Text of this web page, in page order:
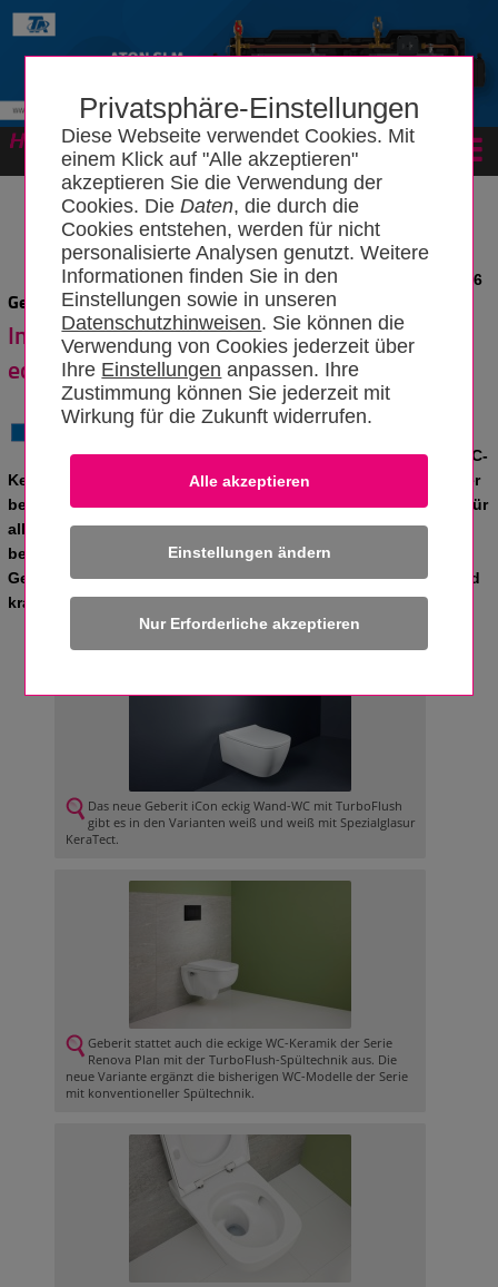
Privatsphäre-Einstellungen
Diese Webseite verwendet Cookies. Mit
einem Klick auf "Alle akzeptieren"
akzeptieren Sie die Verwendung der
Cookies. DieDaten, die durch die
Cookies entstehen, werden für nicht
personalisierte Analysen genutzt. Weitere
Informationen finden Sie in den
Einstellungen sowie in unseren
Datenschutzhinweisen. Sie können die
Verwendung von Cookies jederzeit über
Ihre Einstellungen anpassen. Ihre
Zustimmung können Sie jederzeit mit
Wirkung für die Zukunft widerrufen.
Einstellungen ändern
News vom 08.05.2026
Geberit erweitert TurboFlush-WC-Sortiment
Innovative Spültechnik neu auch für WCs in
eckigem Design
TurboFlush-Spültechnik nun auch bei WC-
Keramiken im eckigen Design ein. Damit wird das Portfolio der
beliebten Renova Plan und iCon WCs deutlich aufgewertet. Für
alle, die im Badezimmer klare Linien und markante Formen
bevorzugen, bieten die neuen Modelle noch größere
Gestaltungsvielfalt – in Verbindung mit einer flüsterleisen und
kraftvollen Ausspülung.
Das neue Geberit iCon eckig Wand-WC mit TurboFlush
gibt es in den Varianten weiß und weiß mit Spezialglasur
KeraTect.
Geberit stattet auch die eckige WC-Keramik der Serie
Renova Plan mit der TurboFlush-Spültechnik aus. Die
neue Variante ergänzt die bisherigen WC-Modelle der Serie
mit konventioneller Spültechnik.